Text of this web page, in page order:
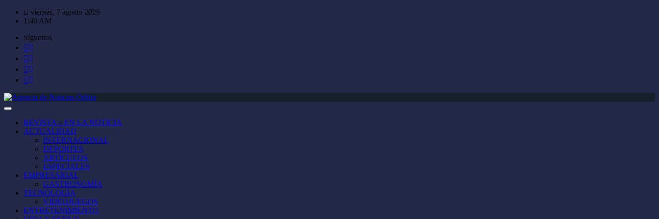
Saltar
viernes, 7 agosto 2026
1:40 AM
Síguenos
REVISTA – EN LA NOTICIA
ACTUALIDAD
INTERNACIONAL
DEPORTES
ARTÍCULOS
ESPECIALES
EMPRESARIAL
GASTRONOMÍA
TECNOLOGÍA
VIDEOJUEGOS
ENTRETENIMIENTO